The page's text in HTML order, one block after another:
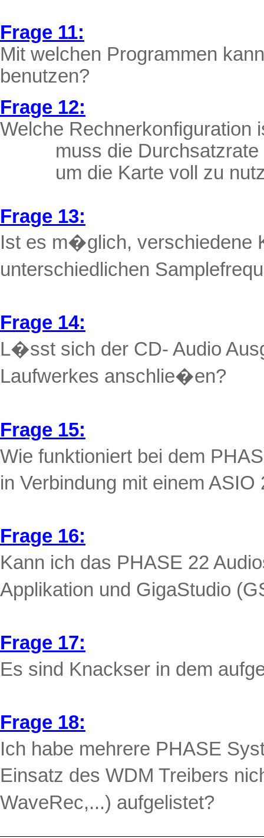
Frage 11:
Mit welchen Programmen
benutzen?
Frage 12:
Welche Rechnerkonfiguration
muss die
um die Karte voll zu
Frage 13:
Ist es m�glich, verschiedene
unterschiedlichen
Frage 14:
L�sst sich der CD- Audio
Laufwerkes anschlie�en?
Frage 15:
Wie funktioniert bei dem
in Verbindung mit einem
Frage 16:
Kann ich das PHASE 22
Applikation und GigaStudio
Frage 17:
Es sind Knackser in dem
Frage 18:
Ich habe mehrere PHASE
Einsatz des WDM Treibers
WaveRec,...) aufgelistet?